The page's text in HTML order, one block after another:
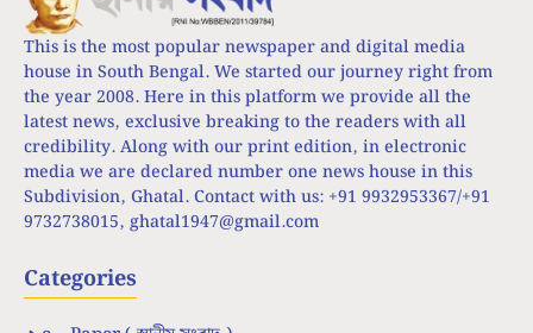
This is the most popular newspaper and digital media
house in South Bengal. We started our journey right from
the year 2008. Here in this platform we provide all the
latest news, exclusive breaking to the readers with all
credibility. Along with our print edition, in electronic
media we are declared number one news house in this
Subdivision, Ghatal. Contact with us: +91 9932953367/+91
9732738015, ghatal1947@gmail.com
Categories